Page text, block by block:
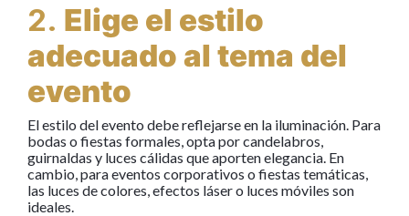
2. Elige el estilo
adecuado al tema del
evento
El estilo del evento debe reflejarse en la iluminación. Para
bodas o fiestas formales, opta por candelabros,
guirnaldas y luces cálidas que aporten elegancia. En
cambio, para eventos corporativos o fiestas temáticas,
las luces de colores, efectos láser o luces móviles son
ideales.